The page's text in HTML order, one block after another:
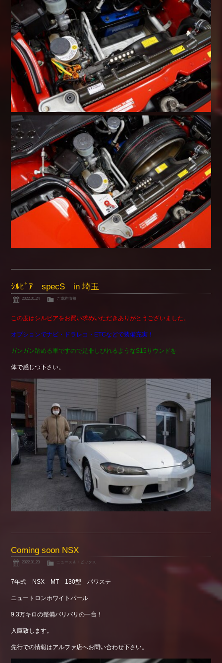
ｼﾙﾋﾞｱ specS in 埼玉
2022.01.24 ご成約情報
この度はシルビアをお買い求めいただきありがとうございました。
オプションでナビ・ドラレコ・ETCなどで装備充実！
ガンガン踏める車ですので是非しびれるようなS15サウンドを
体で感じつ下さい。
Coming soon NSX
2022.01.23 ニュース＆トピックス
7年式 NSX MT 130型 パワステ
ニュートロンホワイトパール
9.3万キロの整備バリバリの一台！
入庫致します。
先行での情報はアルファ店へお問い合わせ下さい。